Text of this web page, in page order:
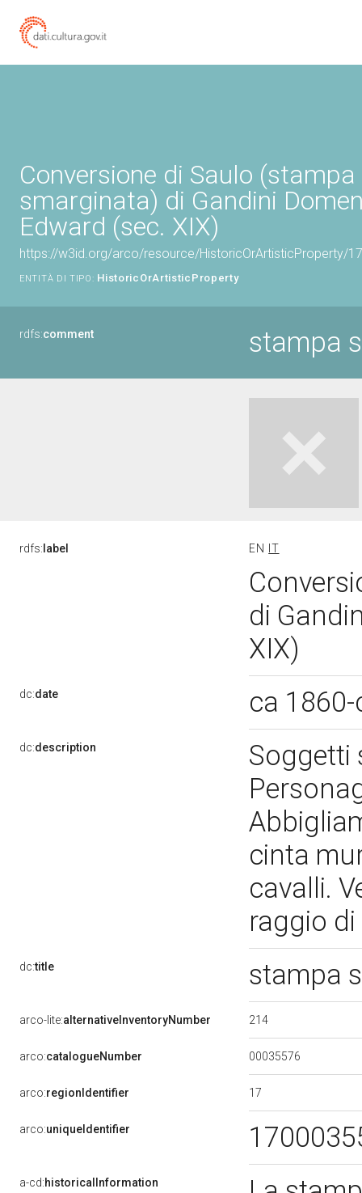
Conversione di Saulo (stampa
smarginata) di Gandini
Edward (sec. XIX)
https://w3id.org/arco/resource/HistoricOrArtisticProperty/
ENTITÀ DI TIPO: HistoricOrArtisticProperty
rdfs:comment stampa
rdfs: label EN IT
di
XIX)
dc:date ca
dc:description
Soggetti
cinta
cavalli.
raggio
dc:title stampa
arco-lite:alternativeInventoryNumber 214
arco:catalogueNumber 00035576
arco:regionIdentifier 17
arco:uniqueIdentifier
a-cd:historicalInformation